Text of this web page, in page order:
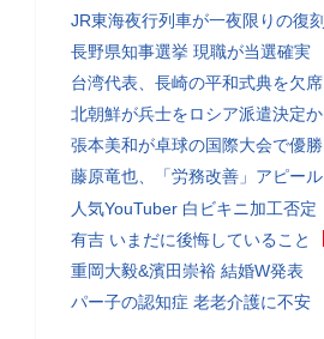
JR東海夜行列車が一夜限りの復刻
長野県知事選挙 現職が当選確実
台湾代表、長崎の平和式典を欠席
北朝鮮が兵士をロシア派遣決定か
張本美和が卓球の国際大会で優勝
藤原竜也、「労務改善」アピール
人気YouTuber 白ビキニ加工否定
有吉 いまだに後悔していること
重岡大毅&濱田崇裕 結婚W発表
パー子の認知症 老老介護に不安